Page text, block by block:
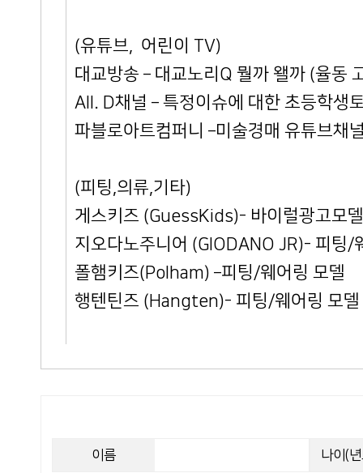
(유튜브, 어린이 TV)
대교방송 – 대교노리Q 뭘까 왤까 (율동
​All. D채널 – 특정이슈에 대한 초등학생
파블로아트컴퍼니 –미술경매 유튜브채
(피팅,의류,기타)
게스키즈 (GuessKids)- 바이럴광고모
지오다노주니어 (GIODANO JR)- 피팅/
폴햄키즈(Polham) –피팅/웨어링 모델
행텐틴즈 (Hangten)- 피팅/웨어링 모델
이름 나이(